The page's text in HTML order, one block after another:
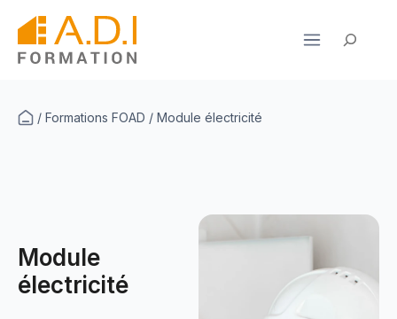
contenu
/ Formations FOAD / Module électricité
Module
électricité